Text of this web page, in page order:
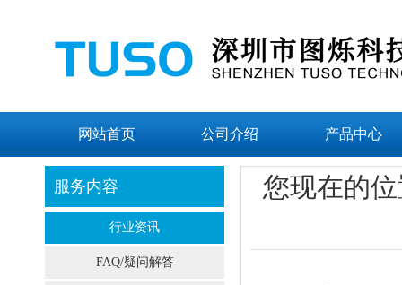
网站首页 公司介绍 产品中心
服务内容
行业资讯
FAQ/疑问解答
您现在的